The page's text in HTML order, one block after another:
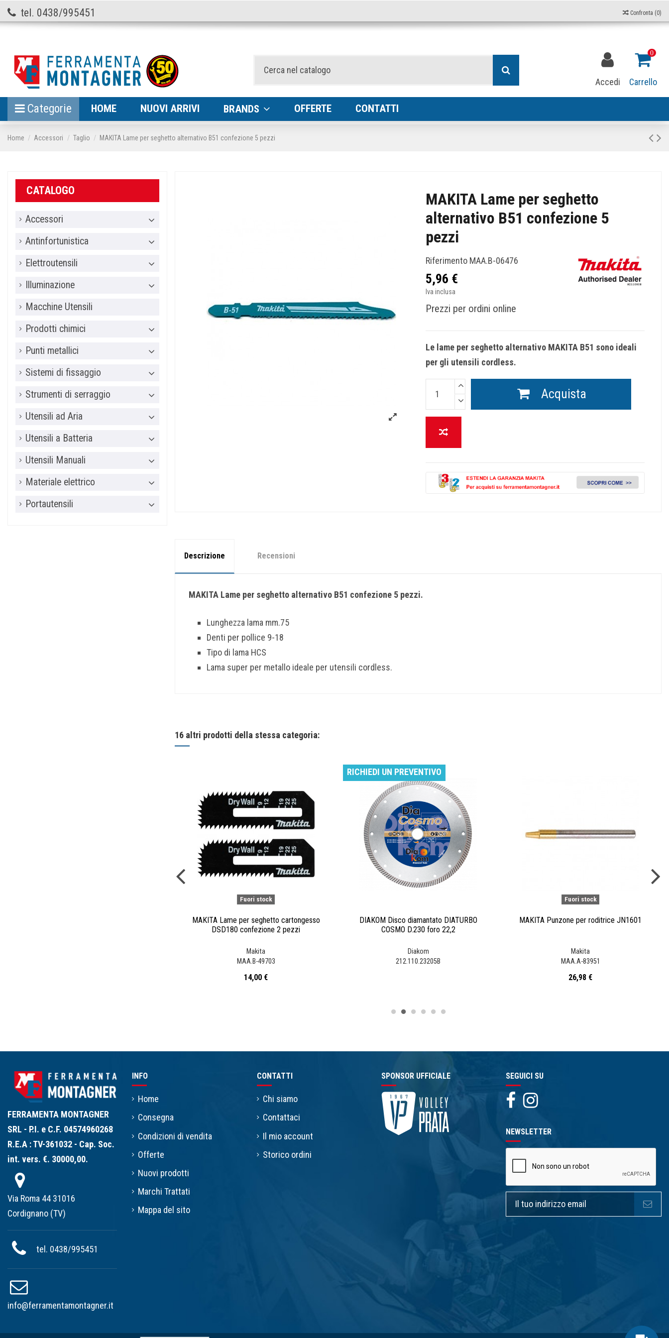
tel. 0438/995451 Confronta (0)
Accedi
0
Carrello
Categorie HOME NUOVI ARRIVI BRANDS OFFERTE CONTATTI
Home Accessori Taglio MAKITA Lame per seghetto alternativo B51 confezione 5 pezzi
MAKITA Lame per seghetto
alternativo B51 confezione 5
pezzi
Riferimento MAA.B-06476
5,96 €
Iva inclusa
Prezzi per ordini online
Le lame per seghetto alternativo MAKITA B51 sono ideali
per gli utensili cordless.
Acquista
Descrizione Recensioni
MAKITA Lame per seghetto alternativo B51 confezione 5 pezzi.
Lunghezza lama mm.75
Denti per pollice 9-18
Tipo di lama HCS
Lama super per metallo ideale per utensili cordless.
16 altri prodotti della stessa categoria:
Fuori stock
MAKITA Lame per seghetto cartongesso
DSD180 confezione 2 pezzi
Makita
MAA.B-49703
14,00 €
RICHIEDI UN PREVENTIVO
DIAKOM Disco diamantato DIATURBO
COSMO D.230 foro 22,2
Diakom
212.110.23205B
Fuori stock
MAKITA Punzone per roditrice JN1601
Makita
MAA.A-83951
26,98 €
CATALOGO
Accessori
Antinfortunistica
Elettroutensili
Illuminazione
Macchine Utensili
Prodotti chimici
Punti metallici
Sistemi di fissaggio
Strumenti di serraggio
Utensili ad Aria
Utensili a Batteria
Utensili Manuali
Materiale elettrico
Portautensili
FERRAMENTA MONTAGNER
SRL - P.I. e C.F. 04574960268
R.E.A : TV-361032 - Cap. Soc.
int. vers. €. 30000,00.
Via Roma 44 31016
Cordignano (TV)
tel. 0438/995451
info@ferramentamontagner.it
SPONSOR UFFICIALE
INFO
Home
Consegna
Condizioni di vendita
Offerte
Nuovi prodotti
Marchi Trattati
Mappa del sito
CONTATTI
Chi siamo
Contattaci
Il mio account
Storico ordini
SEGUICI SU
NEWSLETTER